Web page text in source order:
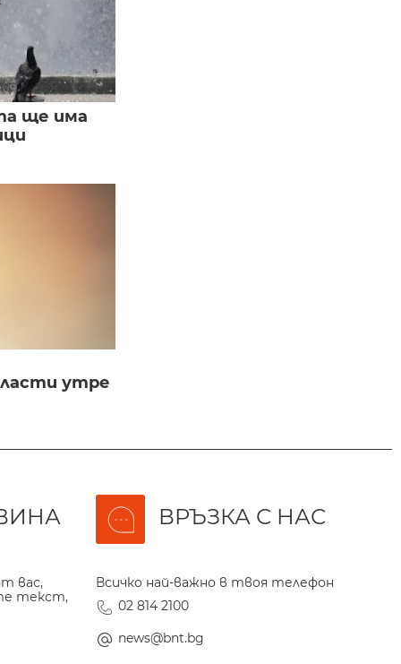
ще има
утре
вас,
текст,
ВРЪЗКА С НАС
Всичко най-важно в твоя телефон
02 814 2100
news@bnt.bg